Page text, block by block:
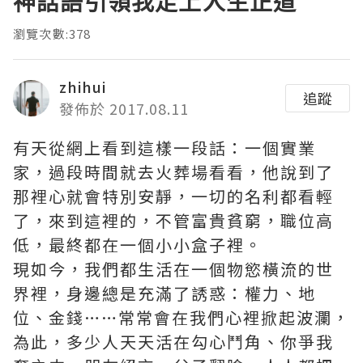
瀏覽次數:378
zhihui
發佈於 2017.08.11
追蹤
有天從網上看到這樣一段話：一個實業
家，過段時間就去火葬場看看，他說到了
那裡心就會特別安靜，一切的名利都看輕
了，來到這裡的，不管富貴貧窮，職位高
低，最終都在一個小小盒子裡。
現如今，我們都生活在一個物慾橫流的世
界裡，身邊總是充滿了誘惑：權力、地
位、金錢……常常會在我們心裡掀起波瀾，
為此，多少人天天活在勾心鬥角、你爭我